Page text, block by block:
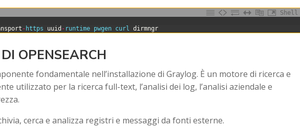
Shell
- https uuid - runtime pwgen curl dirmngr
OPENSEARCH
fondamentale nell’installazione di Graylog. È un motore di ricerca e
utilizzato per la ricerca full-text, l’analisi dei log, l’analisi aziendale e
cerca e analizza registri e messaggi da fonti esterne.